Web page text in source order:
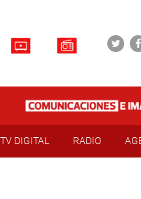
TV DIGITAL RADIO